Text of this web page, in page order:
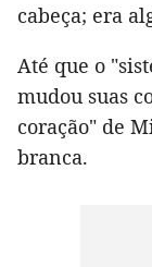
cabeça; era
Até que o
mudou suas
coração" de
branca.